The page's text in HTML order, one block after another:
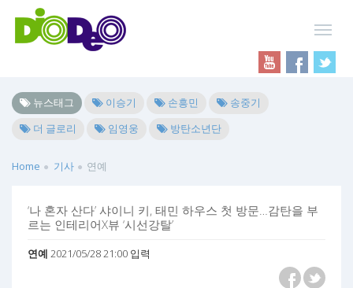
뉴스태그 이승기 손흥민
송중기
더 글로리
임영웅 방탄소년단
Home 기사 연예
‘나 혼자 산다’ 샤이니 키, 태민 하우스 첫 방문…감탄을 부
르는 인테리어X뷰 ‘시선강탈’
연예 2021/05/28 21:00 입력